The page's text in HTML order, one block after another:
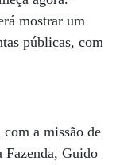
mostrar um
públicas, com
com a missão de
Fazenda, Guido